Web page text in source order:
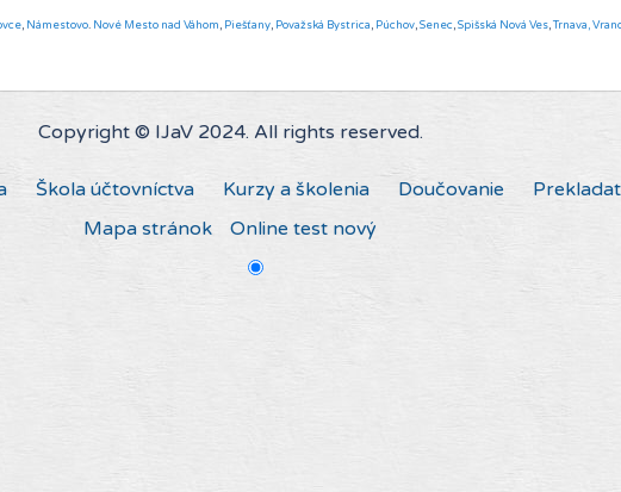
, Námestovo. Nové Mesto nad Váhom, Piešťany, Považská Bystrica, Púchov,Senec,Spišská Nová Ves,Trnava,
Copyright © IJaV 2024. All rights reserved.
Škola účtovníctva Kurzy a školenia Doučovanie
Mapa stránok
Online test nový